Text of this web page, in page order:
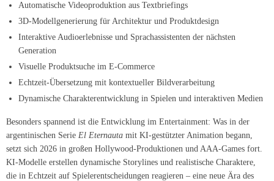
Automatische Videoproduktion aus Textbriefings
3D-Modellgenerierung für Architektur und Produktdesign
Interaktive Audioerlebnisse und Sprachassistenten der nächsten
Generation
Visuelle Produktsuche im E-Commerce
Echtzeit-Übersetzung mit kontextueller Bildverarbeitung
Dynamische Charakterentwicklung in Spielen und interaktiven Medien
Besonders spannend ist die Entwicklung im Entertainment: Was in der
argentinischen Serie El Eternauta mit KI-gestützter Animation begann,
setzt sich 2026 in großen Hollywood-Produktionen und AAA-Games fort.
KI-Modelle erstellen dynamische Storylines und realistische Charaktere,
die in Echtzeit auf Spielerentscheidungen reagieren – eine neue Ära des